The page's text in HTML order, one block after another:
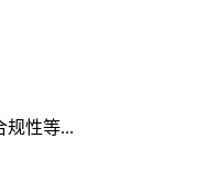
规性等...